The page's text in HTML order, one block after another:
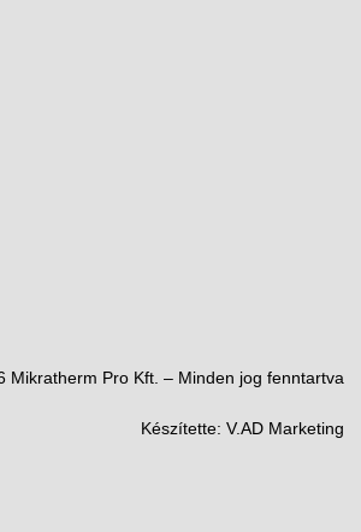
Mikratherm Pro Kft. – Minden jog fenntartva​
Készítette: V.AD Marketing